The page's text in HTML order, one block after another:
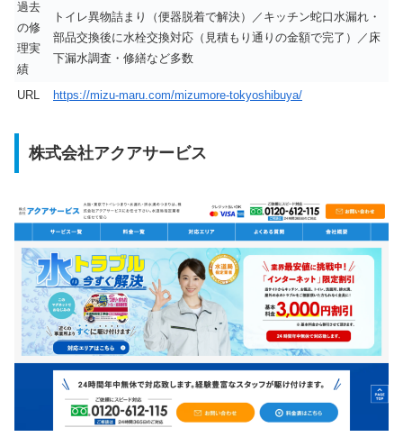
過去
の修
理実
績
トイレ異物詰まり（便器脱着で解決）／キッチン蛇口水漏れ・
部品交換後に水栓交換対応（見積もり通りの金額で完了）／床
下漏水調査・修繕など多数
URL https://mizu-maru.com/mizumore-tokyoshibuya/
株式会社アクアサービス